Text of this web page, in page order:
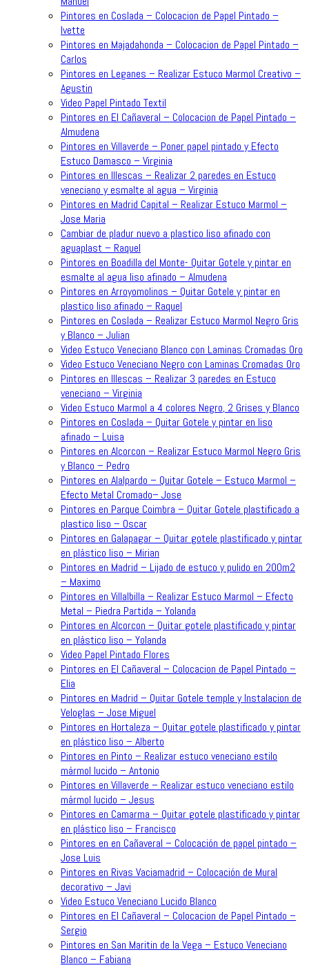
Pintores en Coslada – Colocacion de Papel Pintado –
Ivette
Pintores en Majadahonda – Colocacion de Papel Pintado –
Carlos
Pintores en Leganes – Realizar Estuco Marmol Creativo –
Agustin
Video Papel Pintado Textil
Pintores en El Cañaveral – Colocacion de Papel Pintado –
Almudena
Pintores en Villaverde – Poner papel pintado y Efecto
Estuco Damasco – Virginia
Pintores en Illescas – Realizar 2 paredes en Estuco
veneciano y esmalte al agua – Virginia
Pintores en Madrid Capital – Realizar Estuco Marmol –
Jose Maria
Cambiar de pladur nuevo a plastico liso afinado con
aguaplast – Raquel
Pintores en Boadilla del Monte- Quitar Gotele y pintar en
esmalte al agua liso afinado – Almudena
Pintores en Arroyomolinos – Quitar Gotele y pintar en
plastico liso afinado – Raquel
Pintores en Coslada – Realizar Estuco Marmol Negro Gris
y Blanco – Julian
Video Estuco Veneciano Blanco con Laminas Cromadas Oro
Video Estuco Veneciano Negro con Laminas Cromadas Oro
Pintores en Illescas – Realizar 3 paredes en Estuco
veneciano – Virginia
Video Estuco Marmol a 4 colores Negro, 2 Grises y Blanco
Pintores en Coslada – Quitar Gotele y pintar en liso
afinado – Luisa
Pintores en Alcorcon – Realizar Estuco Marmol Negro Gris
y Blanco – Pedro
Pintores en Alalpardo – Quitar Gotele – Estuco Marmol –
Efecto Metal Cromado– Jose
Pintores en Parque Coimbra – Quitar Gotele plastificado a
plastico liso – Oscar
Pintores en Galapagar – Quitar gotele plastificado y pintar
en plástico liso – Mirian
Pintores en Madrid – Lijado de estuco y pulido en 200m2
– Maximo
Pintores en Villalbilla – Realizar Estuco Marmol – Efecto
Metal – Piedra Partida – Yolanda
Pintores en Alcorcon – Quitar gotele plastificado y pintar
en plástico liso – Yolanda
Video Papel Pintado Flores
Pintores en El Cañaveral – Colocacion de Papel Pintado –
Elia
Pintores en Madrid – Quitar Gotele temple y Instalacion de
Veloglas – Jose Miguel
Pintores en Hortaleza – Quitar gotele plastificado y pintar
en plástico liso – Alberto
Pintores en Pinto – Realizar estuco veneciano estilo
mármol lucido – Antonio
Pintores en Villaverde – Realizar estuco veneciano estilo
mármol lucido – Jesus
Pintores en Camarma – Quitar gotele plastificado y pintar
en plástico liso – Francisco
Pintores en en Cañaveral – Colocación de papel pintado –
Jose Luis
Pintores en Rivas Vaciamadrid – Colocación de Mural
decorativo – Javi
Video Estuco Veneciano Lucido Blanco
Pintores en El Cañaveral – Colocacion de Papel Pintado –
Sergio
Pintores en San Maritin de la Vega – Estuco Veneciano
Blanco – Fabiana